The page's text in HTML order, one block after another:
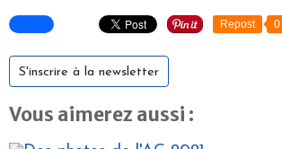
Repost 0
S'inscrire à la newsletter
Vous aimerez aussi :